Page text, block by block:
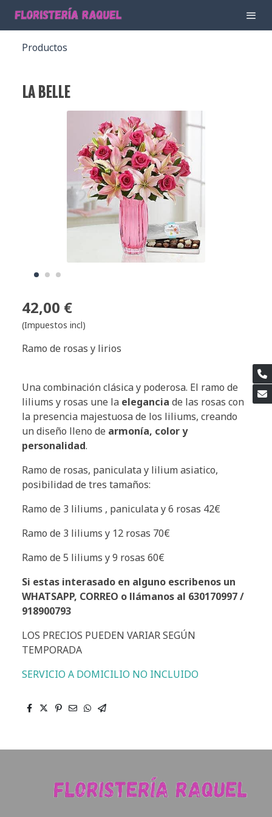
Productos
LA BELLE
42,00 €
(Impuestos incl)
Ramo de rosas y lirios
Una combinación clásica y poderosa. El ramo de
liliums y rosas une la elegancia de las rosas con
la presencia majestuosa de los liliums, creando
un diseño lleno de armonía, color y
personalidad.
Ramo de rosas, paniculata y lilium asiatico,
posibilidad de tres tamaños:
Ramo de 3 liliums , paniculata y 6 rosas 42€
Ramo de 3 liliums y 12 rosas 70€
Ramo de 5 liliums y 9 rosas 60€
Si estas interasado en alguno escribenos un
WHATSAPP, CORREO o llámanos al 630170997 /
918900793
LOS PRECIOS PUEDEN VARIAR SEGÚN
TEMPORADA
SERVICIO A DOMICILIO NO INCLUIDO